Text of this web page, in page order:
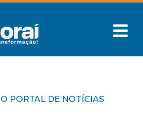
PORTAL DE NOTÍCIAS